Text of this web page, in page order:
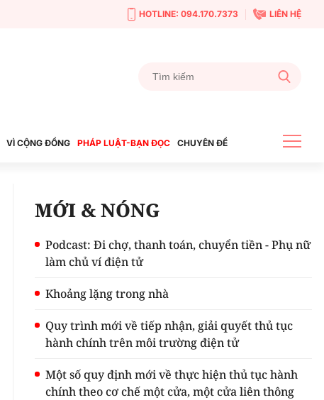
HOTLINE: 094.170.7373 LIÊN HỆ
VÌ CỘNG ĐỒNG PHÁP LUẬT-BẠN ĐỌC CHUYÊN ĐỀ
MỚI & NÓNG
Podcast: Đi chợ, thanh toán, chuyển tiền - Phụ nữ
làm chủ ví điện tử
Khoảng lặng trong nhà
Quy trình mới về tiếp nhận, giải quyết thủ tục
hành chính trên môi trường điện tử
Một số quy định mới về thực hiện thủ tục hành
chính theo cơ chế một cửa, một cửa liên thông